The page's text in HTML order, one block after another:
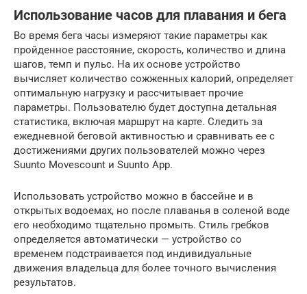
Использование часов для плавания и бега
Во время бега часы измеряют такие параметры как
пройденное расстояние, скорость, количество и длина
шагов, темп и пульс. На их основе устройство
вычисляет количество сожженных калорий, определяет
оптимальную нагрузку и рассчитывает прочие
параметры. Пользователю будет доступна детальная
статистика, включая маршрут на карте. Следить за
ежедневной беговой активностью и сравнивать ее с
достижениями других пользователей можно через
Suunto Movescount и Suunto App.
Использовать устройство можно в бассейне и в
открытых водоемах, но после плаванья в соленой воде
его необходимо тщательно промыть. Стиль гребков
определяется автоматически — устройство со
временем подстраивается под индивидуальные
движения владельца для более точного вычисления
результатов.